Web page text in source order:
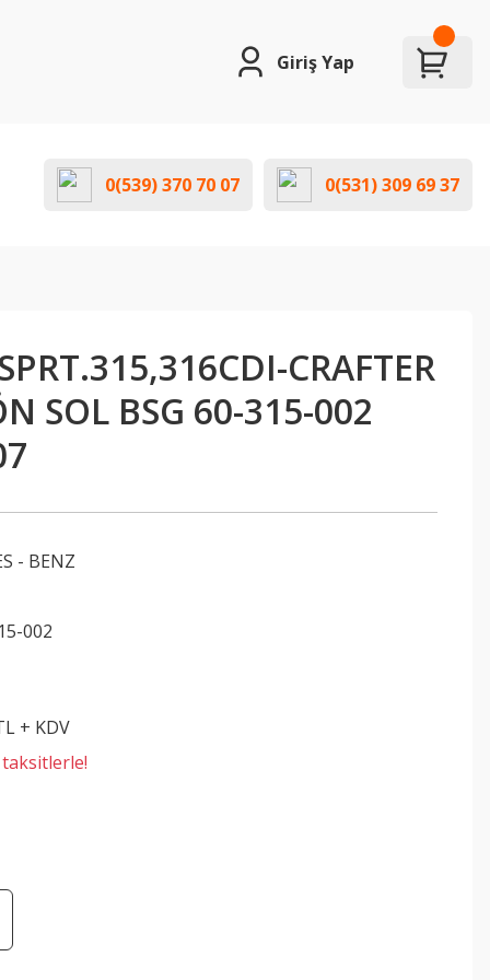
Giriş Yap
0(539) 370 70 07 0(531) 309 69 37
CRAFTER
SOL BSG 60-315-002
- BENZ
002
+ KDV